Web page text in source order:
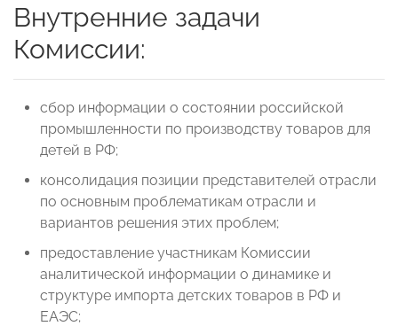
Внутренние задачи
Комиссии:
сбор информации о состоянии российской
промышленности по производству товаров для
детей в РФ;
консолидация позиции представителей отрасли
по основным проблематикам отрасли и
вариантов решения этих проблем;
предоставление участникам Комиссии
аналитической информации о динамике и
структуре импорта детских товаров в РФ и
ЕАЭС;